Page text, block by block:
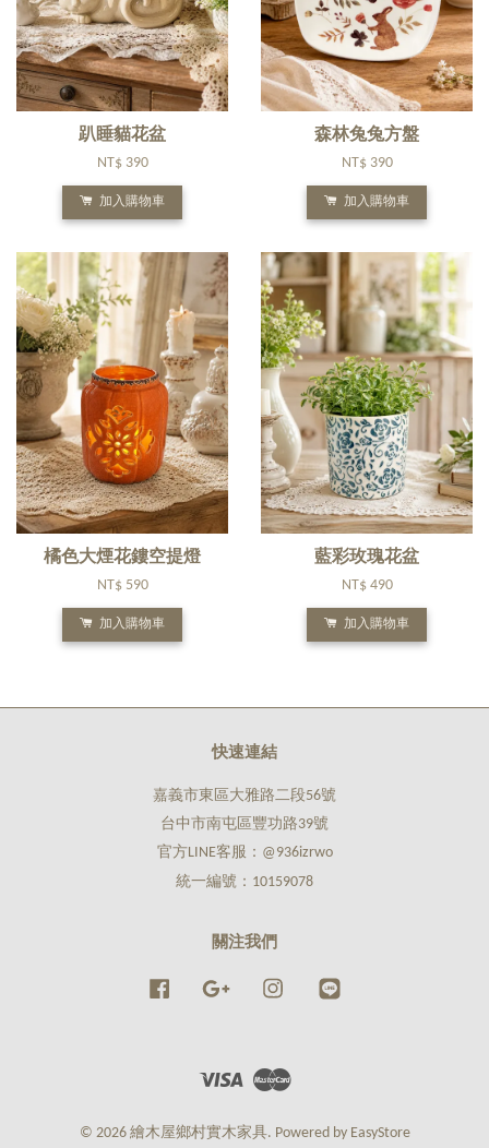
趴睡貓花盆
NT$ 390
加入購物車
森林兔兔方盤
NT$ 390
加入購物車
橘色大煙花鏤空提燈
NT$ 590
加入購物車
藍彩玫瑰花盆
NT$ 490
加入購物車
快速連結
嘉義市東區大雅路二段56號
台中市南屯區豐功路39號
官方LINE客服：@936izrwo
統一編號：10159078
關注我們
Facebook Google Instagram
Visa Master
© 2026 繪木屋鄉村實木家具. Powered by EasyStore